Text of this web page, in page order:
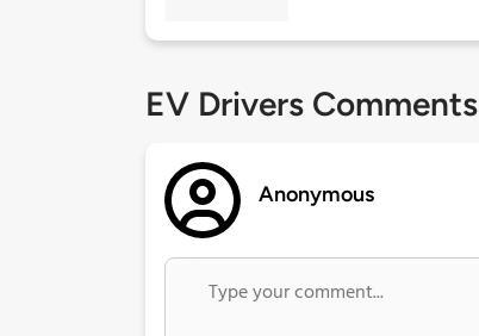
EV Drivers Comments
Anonymous